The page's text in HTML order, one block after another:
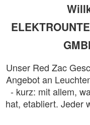
Unser Red Zac
Angebot an
- kurz: mit allem,
hat, etabliert. Jeder